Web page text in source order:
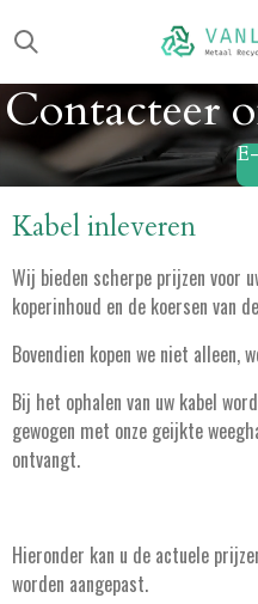
direct
naar
de
hoofdinhoud
Contacteer
Kabel inleveren
Wij bieden scherpe prijzen voor
koperinhoud en de koersen van
Bovendien kopen we niet alleen,
Bij het ophalen van uw kabel
gewogen met onze geijkte
ontvangt.
Hieronder kan u de actuele
worden aangepast.